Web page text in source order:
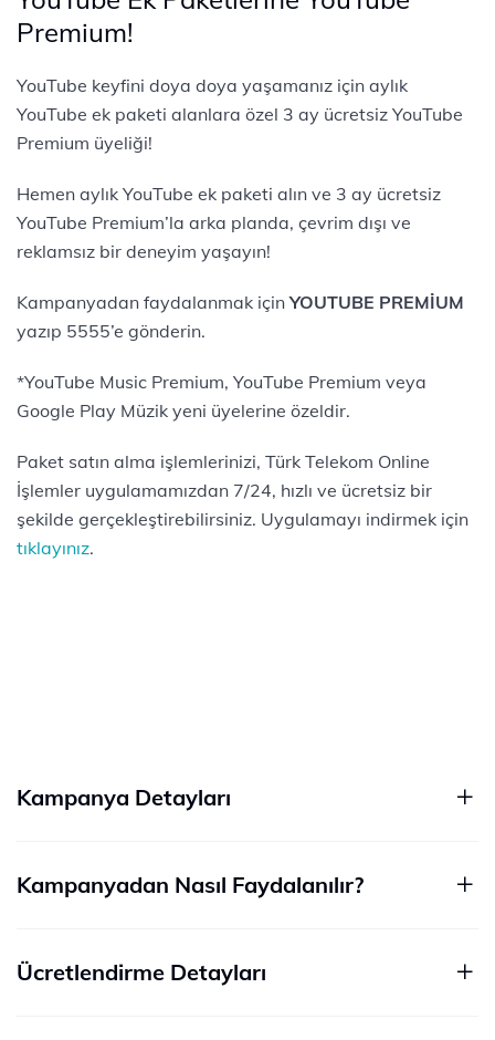
Premium!
YouTube keyfini doya doya yaşamanız için aylık
YouTube ek paketi alanlara özel 3 ay ücretsiz YouTube
Premium üyeliği!
Hemen aylık YouTube ek paketi alın ve 3 ay ücretsiz
YouTube Premium’la arka planda, çevrim dışı ve
reklamsız bir deneyim yaşayın!
Kampanyadan faydalanmak içinYOUTUBE PREMİUM
yazıp 5555’e gönderin.
*YouTube Music Premium, YouTube Premium veya
Google Play Müzik yeni üyelerine özeldir.
Paket satın alma işlemlerinizi, Türk Telekom Online
İşlemler uygulamamızdan 7/24, hızlı ve ücretsiz bir
şekilde gerçekleştirebilirsiniz. Uygulamayı indirmek için
tıklayınız.
Kampanya Detayları
Kampanyadan Nasıl Faydalanılır?
Ücretlendirme Detayları